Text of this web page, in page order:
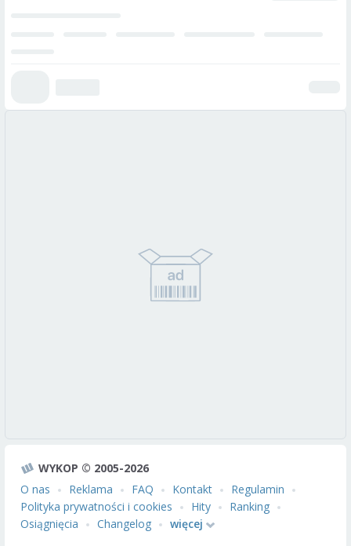
WYKOP © 2005-2026
O nas
Reklama FAQ Kontakt
Regulamin
Polityka prywatności i cookies
Hity
Ranking
Osiągnięcia
Changelog
więcej